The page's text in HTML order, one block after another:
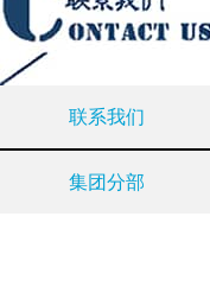
联系我们
集团分部